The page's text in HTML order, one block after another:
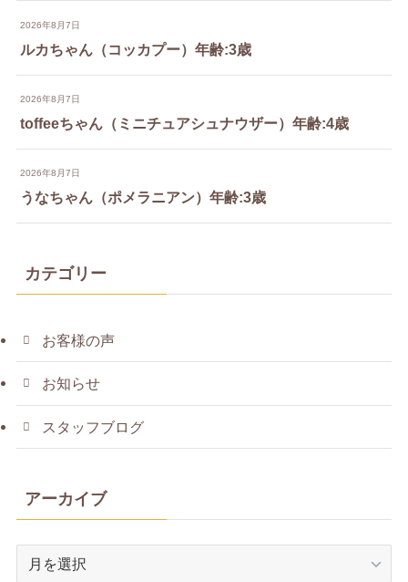
2026年8月7日
ルカちゃん（コッカプー）年齢:3歳
2026年8月7日
toffeeちゃん（ミニチュアシュナウザー）年齢:4歳
2026年8月7日
うなちゃん（ポメラニアン）年齢:3歳
カテゴリー
お客様の声
お知らせ
スタッフブログ
アーカイブ